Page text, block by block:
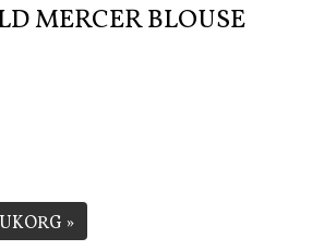
MERCER BLOUSE
»